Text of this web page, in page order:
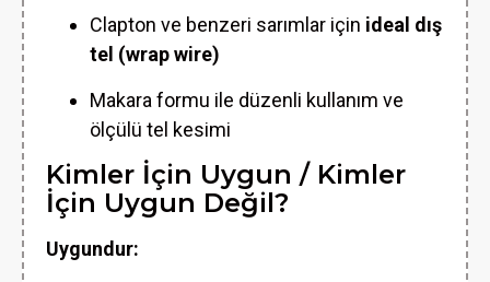
Clapton ve benzeri sarımlar için ideal dış
tel (wrap wire)
Makara formu ile düzenli kullanım ve
ölçülü tel kesimi
Kimler İçin Uygun / Kimler
İçin Uygun Değil?
Uygundur: